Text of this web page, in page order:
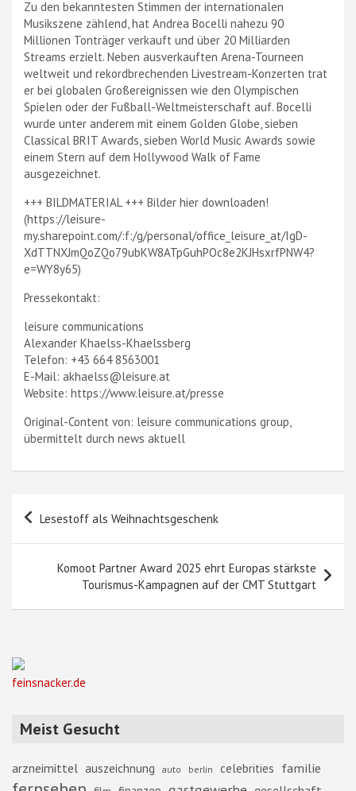
Zu den bekanntesten Stimmen der internationalen
Musikszene zählend, hat Andrea Bocelli nahezu 90
Millionen Tonträger verkauft und über 20 Milliarden
Streams erzielt. Neben ausverkauften Arena-Tourneen
weltweit und rekordbrechenden Livestream-Konzerten trat
er bei globalen Großereignissen wie den Olympischen
Spielen oder der Fußball-Weltmeisterschaft auf. Bocelli
wurde unter anderem mit einem Golden Globe, sieben
Classical BRIT Awards, sieben World Music Awards sowie
einem Stern auf dem Hollywood Walk of Fame
ausgezeichnet.
+++ BILDMATERIAL +++ Bilder hier downloaden!
(https://leisure-
my.sharepoint.com/:f:/g/personal/office_leisure_at/IgD-
XdTTNXJmQoZQo79ubKW8ATpGuhPOc8e2KJHsxrfPNW4?
e=WY8y65)
Pressekontakt:
leisure communications
Alexander Khaelss-Khaelssberg
Telefon: +43 664 8563001
E-Mail: akhaelss@leisure.at
Website: https://www.leisure.at/presse
Original-Content von: leisure communications group,
übermittelt durch news aktuell
Beitragsnavigation
Lesestoff als Weihnachtsgeschenk
Komoot Partner Award 2025 ehrt Europas stärkste
Tourismus-Kampagnen auf der CMT Stuttgart
feinsnacker.de
Meist Gesucht
arzneimittel auszeichnung auto berlin celebrities familie